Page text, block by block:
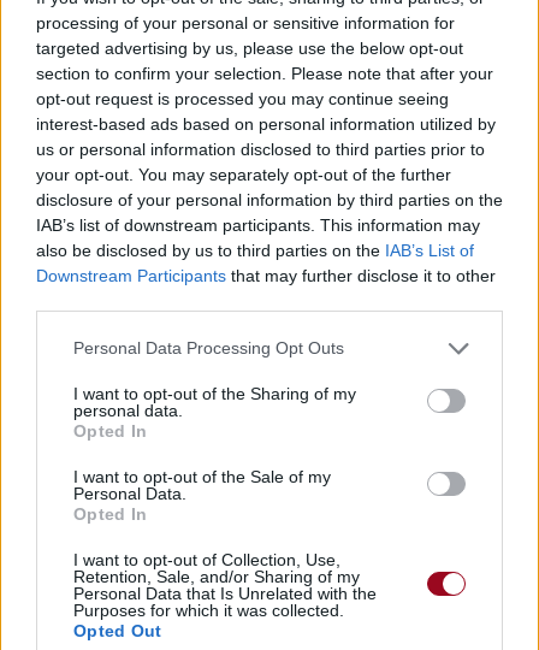
processing of your personal or sensitive information for
targeted advertising by us, please use the below opt-out
section to confirm your selection. Please note that after your
opt-out request is processed you may continue seeing
interest-based ads based on personal information utilized by
us or personal information disclosed to third parties prior to
your opt-out. You may separately opt-out of the further
disclosure of your personal information by third parties on the
IAB’s list of downstream participants. This information may
also be disclosed by us to third parties on the IAB’s List of
Downstream Participants that may further disclose it to other
Personal Data Processing Opt Outs
I want to opt-out of the Sharing of my
personal data.
Opted In
I want to opt-out of the Sale of my
Personal Data.
Opted In
I want to opt-out of Collection, Use,
Retention, Sale, and/or Sharing of my
Personal Data that Is Unrelated with the
Purposes for which it was collected.
Opted Out
Publié parSLM 11514 3
le 5 septembre 2017 à
Chanteurs : Niall Horan
Albums : Flicker
Pour prolonger le plaisir musical :
Télécharger légalement les MP3 sur
Télécharger légalement les MP3 ou trouver le CD sur
Trouver des vinyles et des CD sur